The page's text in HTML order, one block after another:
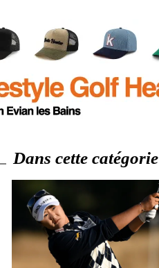
Dans cette catégorie